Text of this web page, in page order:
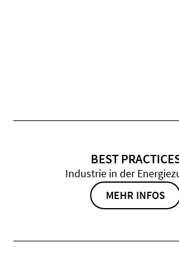
BEST
Industrie in der
MEHR INFOS